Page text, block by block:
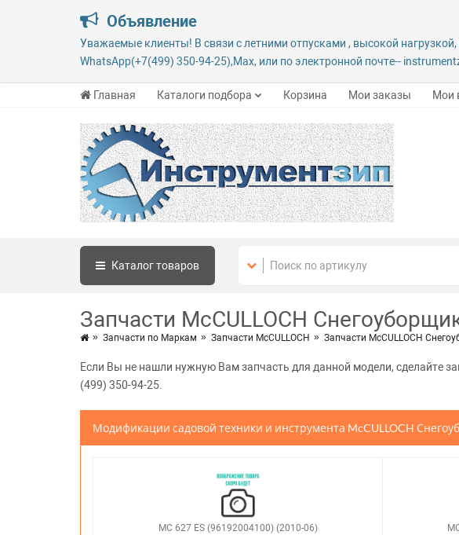
Объявление
Уважаемые клиенты! В связи с летними отпусками , высокой
WhatsApp(+7(499) 350-94-25),Max, или по электронной почте--
Главная Каталоги подбора Корзина Мои заказы Мои
Каталогтоваров
Запчасти McCULLOCH
Запчасти по Маркам Запчасти McCULLOCH Запчасти McCULLOCH
Если Вы не нашли нужную Вам запчасть для данной модели, сделайте
(499) 350-94-25.
Модификации садовой техники и инструмента McCULLOCH
MC 627 ES (96192004100) (2010-06)